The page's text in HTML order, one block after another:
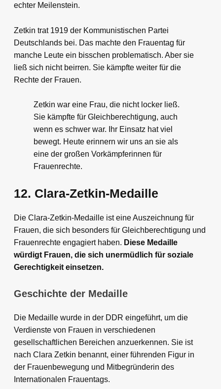
echter Meilenstein.
Zetkin trat 1919 der Kommunistischen Partei
Deutschlands bei. Das machte den Frauentag für
manche Leute ein bisschen problematisch. Aber sie
ließ sich nicht beirren. Sie kämpfte weiter für die
Rechte der Frauen.
Zetkin war eine Frau, die nicht locker ließ.
Sie kämpfte für Gleichberechtigung, auch
wenn es schwer war. Ihr Einsatz hat viel
bewegt. Heute erinnern wir uns an sie als
eine der großen Vorkämpferinnen für
Frauenrechte.
12. Clara-Zetkin-Medaille
Die Clara-Zetkin-Medaille ist eine Auszeichnung für
Frauen, die sich besonders für Gleichberechtigung und
Frauenrechte engagiert haben. Diese Medaille
würdigt Frauen, die sich unermüdlich für soziale
Gerechtigkeit einsetzen.
Geschichte der Medaille
Die Medaille wurde in der DDR eingeführt, um die
Verdienste von Frauen in verschiedenen
gesellschaftlichen Bereichen anzuerkennen. Sie ist
nach Clara Zetkin benannt, einer führenden Figur in
der Frauenbewegung und Mitbegründerin des
Internationalen Frauentags.